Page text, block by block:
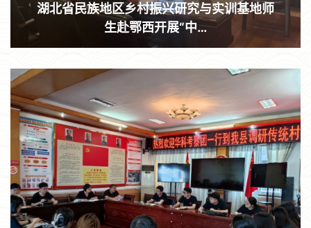
湖北省民族地区乡村振兴研究与实训基地师
生赴鄂西开展“中…